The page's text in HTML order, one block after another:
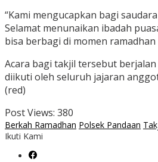
“Kami mengucapkan bagi
Selamat menunaikan ibadah
bisa berbagi di momen
Acara bagi takjil tersebut
diikuti oleh seluruh jajaran
(red)
Post Views: 380
Berkah Ramadhan Polsek Pandaan
Ikuti Kami